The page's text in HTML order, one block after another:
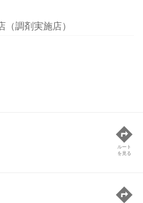
調剤実施店）
ルート
を見る